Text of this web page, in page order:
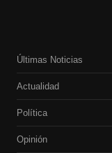
Últimas Noticias
Actualidad
Política
Opinión